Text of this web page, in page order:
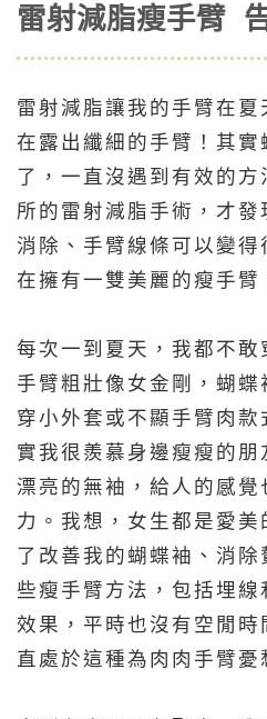
雷射減脂瘦手臂
雷射減脂讓我的手臂在夏
在露出纖細的手臂！其實
了，一直沒遇到有效的
所的雷射減脂手術，才
消除、手臂線條可以變
在擁有一雙美麗的瘦手臂
每次一到夏天，我都不敢
手臂粗壯像女金剛，蝴蝶
穿小外套或不顯手臂肉
實我很羨慕身邊瘦瘦的
漂亮的無袖，給人的感覺
力。我想，女生都是愛
了改善我的蝴蝶袖、消
些瘦手臂方法，包括埋線
效果，平時也沒有空閒時
直處於這種為肉肉手臂